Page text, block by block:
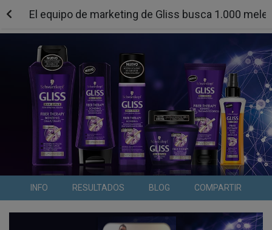
El equipo de marketing de Gliss busca 1.000
INFO RESULTADOS BLOG COMPARTIR